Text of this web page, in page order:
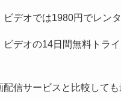
ビデオでは1980円でレン
ビデオの14日間無料トラ
配信サービスと比較しても